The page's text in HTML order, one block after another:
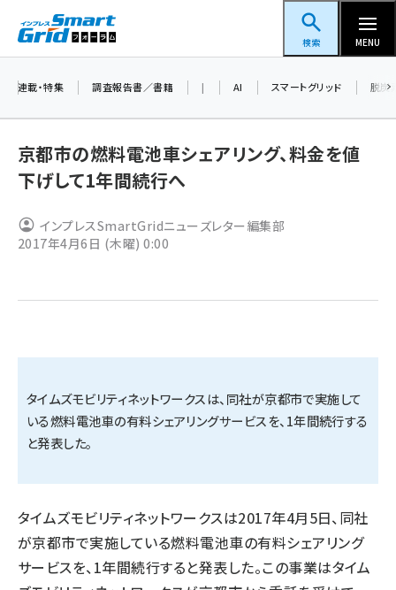
ン
スマートグリッドフォーラム
検索 MENU
新井 (365)
新井宏征 (301)
大串 (226)
aitras (192)
タンデム (154)
連載・特集 調査報告書／書籍 | AI スマートグリッド 脱炭
京都市の燃料電池車シェアリング、料金を値
下げして1年間続行へ
インプレスSmartGridニューズレター編集部
2017年4月6日 (木曜) 0:00
タイムズモビリティネットワークスは、同社が京都市で実施して
いる燃料電池車の有料シェアリングサービスを、1年間続行する
と発表した。
タイムズモビリティネットワークスは2017年4月5日、同社
が京都市で実施している燃料電池車の有料シェアリング
サービスを、1年間続行すると発表した。この事業はタイム